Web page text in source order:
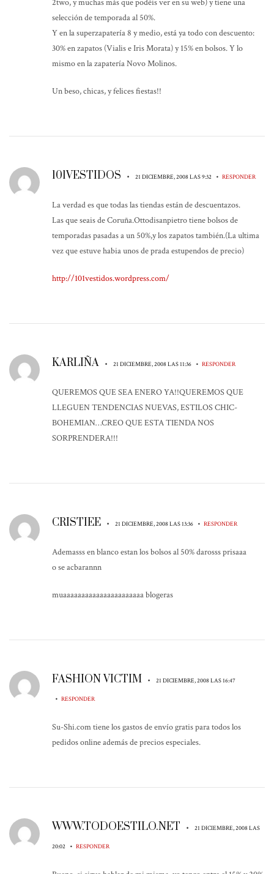
2two, y muchas más que podéis ver en su web) y tiene una
selección de temporada al 50%.
Y en la superzapatería 8 y medio, está ya todo con descuento:
30% en zapatos (Vialis e Iris Morata) y 15% en bolsos. Y lo
mismo en la zapatería Novo Molinos.
Un beso, chicas, y felices fiestas!!
101VESTIDOS • 21 DICIEMBRE, 2008 LAS 9:32 • RESPONDER
La verdad es que todas las tiendas están de descuentazos.
Las que seais de Coruña.Ottodisanpietro tiene bolsos de
temporadas pasadas a un 50%,y los zapatos también.(La ultima
vez que estuve habia unos de prada estupendos de precio)
http://101vestidos.wordpress.com/
KARLIÑA • 21 DICIEMBRE, 2008 LAS 11:36 • RESPONDER
QUEREMOS QUE SEA ENERO YA!!QUEREMOS QUE
LLEGUEN TENDENCIAS NUEVAS, ESTILOS CHIC-
BOHEMIAN…CREO QUE ESTA TIENDA NOS
SORPRENDERA!!!
CRISTIEE • 21 DICIEMBRE, 2008 LAS 13:36 • RESPONDER
Ademasss en blanco estan los bolsos al 50% darosss prisaaa
o se acbarannn
muaaaaaaaaaaaaaaaaaaaaaa blogeras
FASHION VICTIM • 21 DICIEMBRE, 2008 LAS 16:47
• RESPONDER
Su-Shi.com tiene los gastos de envío gratis para todos los
pedidos online además de precios especiales.
WWW.TODOESTILO.NET • 21 DICIEMBRE, 2008 LAS
20:02 • RESPONDER